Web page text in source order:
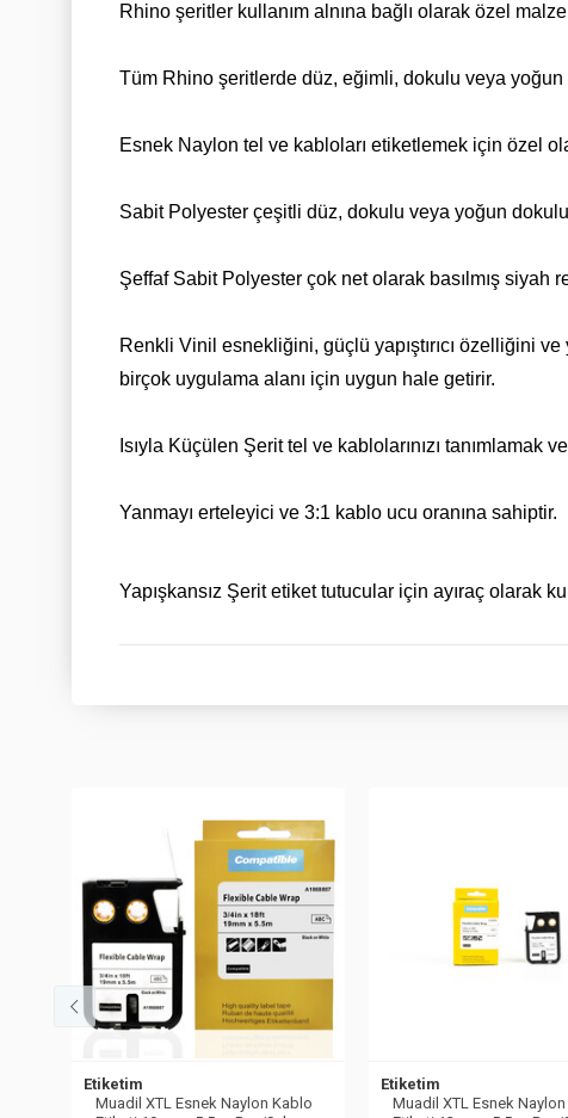
Rhino şeritler kullanım alnına bağlı olarak özel
Tüm Rhino şeritlerde düz, eğimli, dokulu veya yoğun
Esnek Naylon tel ve kabloları etiketlemek için özel
Sabit Polyester çeşitli düz, dokulu veya yoğun
Şeffaf Sabit Polyester çok net olarak basılmış siyah
Renkli Vinil esnekliğini, güçlü yapıştırıcı özelliğini
birçok uygulama alanı için uygun hale getirir.
Isıyla Küçülen Şerit tel ve kablolarınızı tanımlamak
Yanmayı erteleyici ve 3:1 kablo ucu oranına sahiptir.
Yapışkansız Şerit etiket tutucular için ayıraç olarak
Etiketim
Muadil XTL Esnek Naylon Kablo
Etiketim
Muadil XTL Esnek